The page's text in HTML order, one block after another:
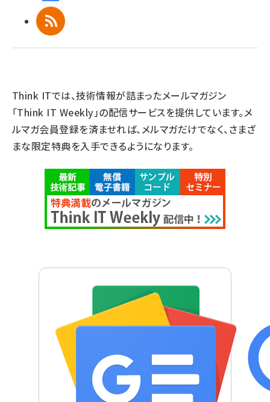
RSS
Think ITでは、技術情報が詰まったメールマガジン
「Think IT Weekly」の配信サービスを提供しています。メ
ルマガ会員登録を済ませれば、メルマガだけでなく、さまざ
まな限定特典を入手できるようになります。